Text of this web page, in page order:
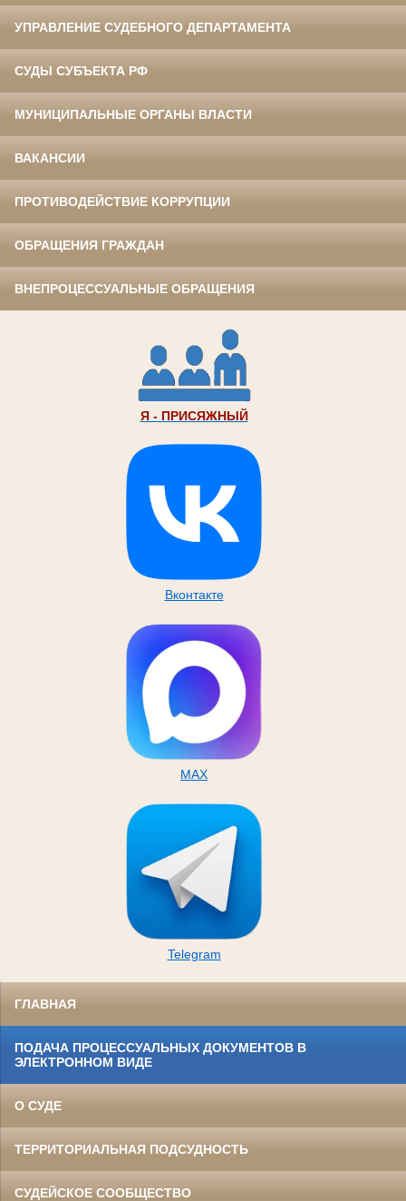
УПРАВЛЕНИЕ СУДЕБНОГО ДЕПАРТАМЕНТА
СУДЫ СУБЪЕКТА РФ
МУНИЦИПАЛЬНЫЕ ОРГАНЫ ВЛАСТИ
ВАКАНСИИ
ПРОТИВОДЕЙСТВИЕ КОРРУПЦИИ
ОБРАЩЕНИЯ ГРАЖДАН
ВНЕПРОЦЕССУАЛЬНЫЕ ОБРАЩЕНИЯ
Я - ПРИСЯЖНЫЙ
Вконтакте
MAX
Telegram
ГЛАВНАЯ
ПОДАЧА ПРОЦЕССУАЛЬНЫХ ДОКУМЕНТОВ В
ЭЛЕКТРОННОМ ВИДЕ
О СУДЕ
ТЕРРИТОРИАЛЬНАЯ ПОДСУДНОСТЬ
СУДЕЙСКОЕ СООБЩЕСТВО